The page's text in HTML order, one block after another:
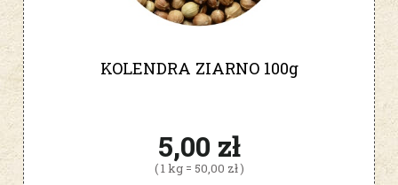
KOLENDRA ZIARNO 100g
5,00 zł
( 1 kg = 50,00 zł )